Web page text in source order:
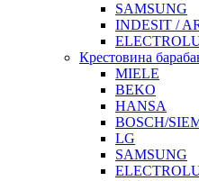
SAMSUNG
INDESIT /
Крестовина
MIELE
BEKO
HANSA
BOSCH/
LG
SAMSUNG